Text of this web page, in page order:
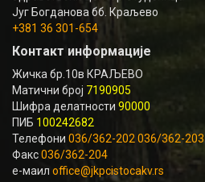
Југ Богданова бб. Краљево
+381 36 301-654
Контакт информације
Жичка бр.10в КРАЉЕВО
Матични број 7190905
Шифра делатности 90000
ПИБ 100242682
Телефони 036/362-202 036/362-203
Факс036/362-204
е-маил office@jkpcistocakv.rs